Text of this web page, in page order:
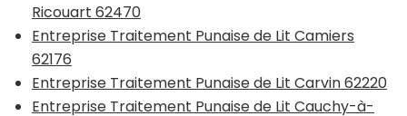
Ricouart 62470
Entreprise Traitement Punaise de Lit Camiers
62176
Entreprise Traitement Punaise de Lit Carvin 62220
Entreprise Traitement Punaise de Lit Cauchy-à-